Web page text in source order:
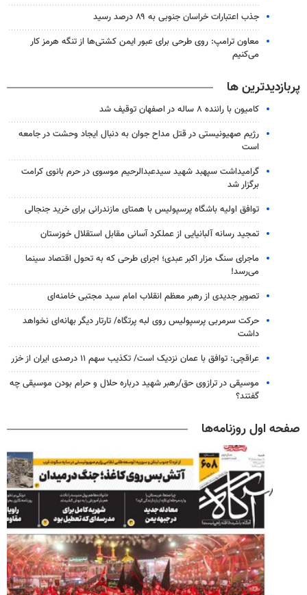
جذب اعتبارات خراسان جنوبی به ۸۹ درصد رسید
معاون ترامپ: روی طرحی برای عبور ایمن کشتی‌ها از تنگه هرمز کار
می‌کنیم
پربازدیدترین ها
کامیون با راننده ۸ ساله در اصفهان توقیف شد
رژیم صهیونیستی در قتل مداح جوان به دنبال ایجاد وحشت در جامعه
است
گرامیداشت سپهبد شهید سیدعبدالرحیم موسوی در حرم بانوی کرامت
برگزار شد
توافق اولیه باشگاه پرسپولیس با همتای مازندرانی برای خرید جنجالی
تمجید رسانه آلبانیایی از عملکرد آسانی مقابل استقلال خوزستان
ماجرای سنگ مزار اکبر عبدی؛ اجرای طرحی که به تحول اقتصاد سینما
می‌رسد!
تصویر جدیدی از رهبر معظم انقلاب امام سید مجتبی خامنه‌ای
حرکت سرمربی پرسپولیس روی لبه پرتگاه/ تارتار دیگر بهانه‌ای نخواهد
داشت
عراقچی: توافق با عمان نزدیک است/ تکذیب سهم ۱۱ درصدی ایران از خزر
موسیقی در ترازوی حق/رهبر شهید درباره حلال و حرام بودن موسیقی چه
گفتند؟
صفحه اول روزنامه‌ها